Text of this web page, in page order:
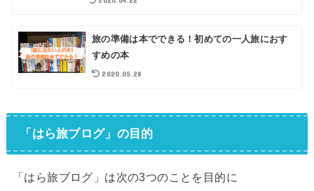
旅の準備は本でできる！初めての一人旅におす
すめの本
2020.05.28
「はら旅ブログ」の目的
「はら旅ブログ」は次の3つのことを目的に